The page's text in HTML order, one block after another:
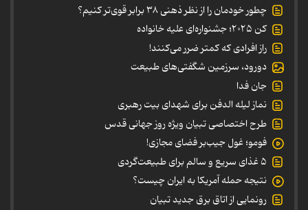
چطور خودمان را از نظر ذهنی ۳۸ برابر قوی‌تر کنیم؟
کن ۲۰۲۵؛ جشنواره‌ای علیه خانواده
راز افرادی که کمتر ضرر می‌کنند!
دورود، سرزمین شگفتی‌های طبیعت
جان فدا
نماز لیله الدفن برای شهدای بیت رهبری
طرح اختصاصی تبیان ویژه روز جهانی قدس
فومو؛ غول جیب‌بر فضای مجازی!
۵ غذای سریع و سالم برای طبیعت‌گردی
نتیجه حمله آمریکا به ایران چیست؟
رونمایی از اتاق برق جدید تبیان